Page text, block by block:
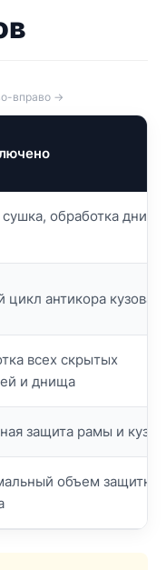
вправо →
обработка днища
антикора кузова
всех скрытых
и днища
защита рамы и
объем